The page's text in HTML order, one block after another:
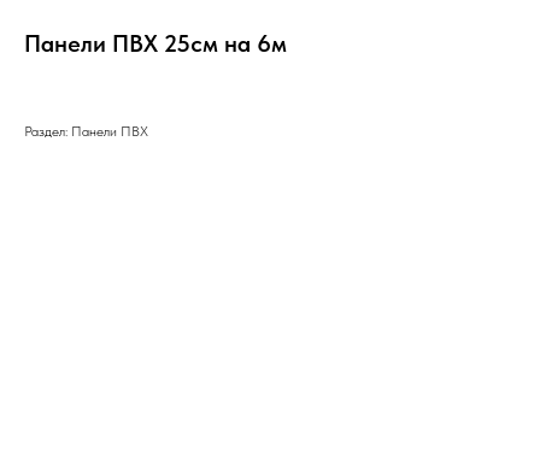
Панели ПВХ 25см на 6м
Раздел: Панели ПВХ